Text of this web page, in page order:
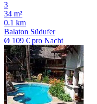
3
34 m²
0.1 km
Balaton Südufer
Ø 109 € pro Nacht